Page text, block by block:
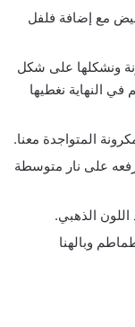
مع إضافة فلفل
ونشكلها على شكل
النهاية نغطيها
المتواجدة معنا.
على نار متوسطة
الذهبي.
وبالهنا